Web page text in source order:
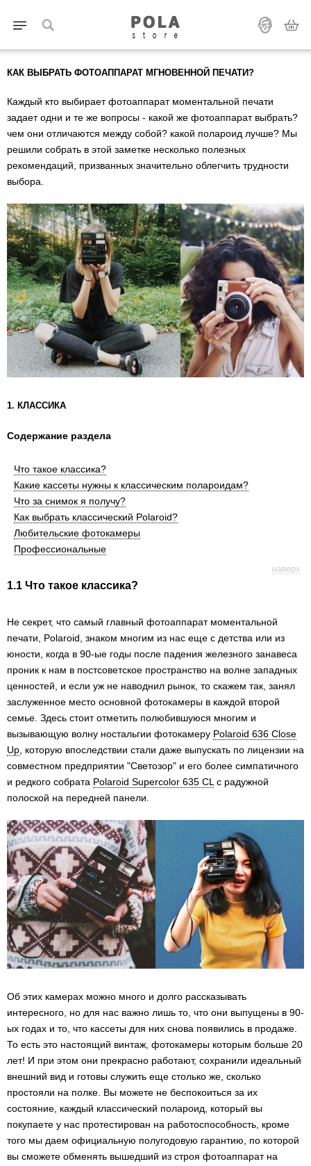
КАК ВЫБРАТЬ ФОТОАППАРАТ МГНОВЕННОЙ ПЕЧАТИ?
Каждый кто выбирает фотоаппарат моментальной печати
задает одни и те же вопросы - какой же фотоаппарат выбрать?
чем они отличаются между собой? какой полароид лучше? Мы
решили собрать в этой заметке несколько полезных
рекомендаций, призванных значительно облегчить трудности
выбора.
1. КЛАССИКА
Cодержание раздела
Что такое классика?
Какие кассеты нужны к классическим полароидам?
Что за снимок я получу?
Как выбрать классический Polaroid?
Любительские фотокамеры
Профессиональные
наверх
1.1 Что такое классика?
Не секрет, что самый главный фотоаппарат моментальной
печати, Polaroid, знаком многим из нас еще c детства или из
юности, когда в 90-ые годы после падения железного занавеса
проник к нам в постсоветское пространство на волне западных
ценностей, и если уж не наводнил рынок, то скажем так, занял
заслуженное место основной фотокамеры в каждой второй
семье. Здесь стоит отметить полюбившуюся многим и
вызывающую волну ностальгии фотокамеру Polaroid 636 Close
Up , которую впоследствии стали даже выпускать по лицензии на
совместном предприятии "Светозор" и его более симпатичного
и редкого собрата Polaroid Supercolor 635 CL с радужной
полоской на передней панели.
Об этих камерах можно много и долго рассказывать
интересного, но для нас важно лишь то, что они выпущены в 90-
ых годах и то, что кассеты для них снова появились в продаже.
То есть это настоящий винтаж, фотокамеры которым больше 20
лет! И при этом они прекрасно работают, сохранили идеальный
внешний вид и готовы служить еще столько же, сколько
простояли на полке. Вы можете не беспокоиться за их
состояние, каждый классический полароид, который вы
покупаете у нас протестирован на работоспособность, кроме
того мы даем официальную полугодовую гарантию, по которой
вы сможете обменять вышедший из строя фотоаппарат на